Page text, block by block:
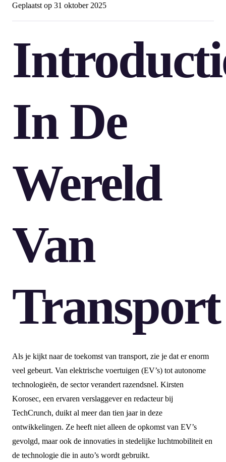
Geplaatst op 31 oktober 2025
In De
Wereld
Van
Transport
Als je kijkt naar de toekomst van transport, zie je dat er enorm
veel gebeurt. Van elektrische voertuigen (EV’s) tot autonome
technologieën, de sector verandert razendsnel. Kirsten
Korosec, een ervaren verslaggever en redacteur bij
TechCrunch, duikt al meer dan tien jaar in deze
ontwikkelingen. Ze heeft niet alleen de opkomst van EV’s
gevolgd, maar ook de innovaties in stedelijke luchtmobiliteit en
de technologie die in auto’s wordt gebruikt.